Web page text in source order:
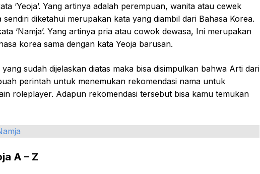
‘Yeoja’. Yang artinya adalah perempuan, wanita atau cewek
sendiri diketahui merupakan kata yang diambil dari Bahasa Korea.
‘Namja’. Yang artinya pria atau cowok dewasa, Ini merupakan
korea sama dengan kata Yeoja barusan.
sudah dijelaskan diatas maka bisa disimpulkan bahwa Arti dari
perintah untuk menemukan rekomendasi nama untuk
roleplayer. Adapun rekomendasi tersebut bisa kamu temukan
A – Z